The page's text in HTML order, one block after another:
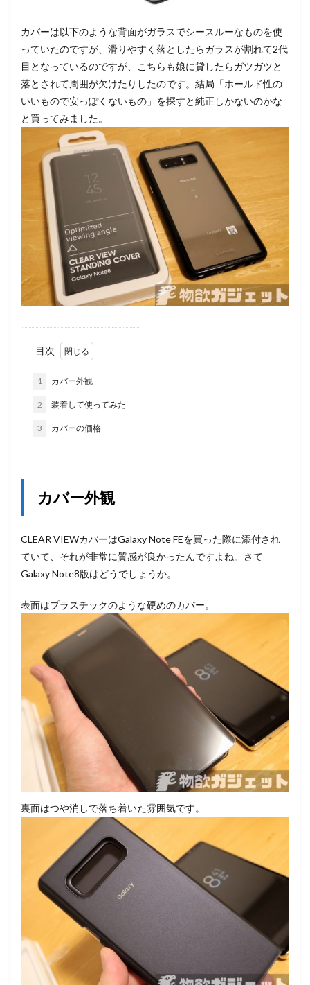
カバーは以下のような背面がガラスでシースルーなものを使
っていたのですが、滑りやすく落としたらガラスが割れて2代
目となっているのですが、こちらも娘に貸したらガツガツと
落とされて周囲が欠けたりしたのです。結局「ホールド性の
いいもので安っぽくないもの」を探すと純正しかないのかな
と買ってみました。
目次
1 カバー外観
2 装着して使ってみた
3 カバーの価格
カバー外観
CLEAR VIEWカバーはGalaxy Note FEを買った際に添付され
ていて、それが非常に質感が良かったんですよね。さて
Galaxy Note8版はどうでしょうか。
表面はプラスチックのような硬めのカバー。
裏面はつや消しで落ち着いた雰囲気です。